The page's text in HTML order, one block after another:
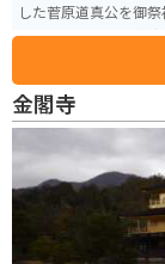
した菅原道真公を御
ています。 北野天満宮は、特に学業成就や合格祈願で知られ、受験生をはじ
め多くの参拝者で賑
梅の季節には「梅花
約50種、約1,500本の
す。 北野天満宮のもう一つの見どころは、毎月25日に開催される「天神さん
の縁日」です。この
ます。中でも2月25日
点のお茶を振るまって
ど梅が見頃な季節でもあります。 拝観時間は季
期は5:00～18:00、
金閣寺